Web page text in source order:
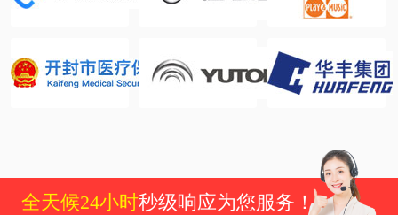
全天候24小时秒级响应为您服务！